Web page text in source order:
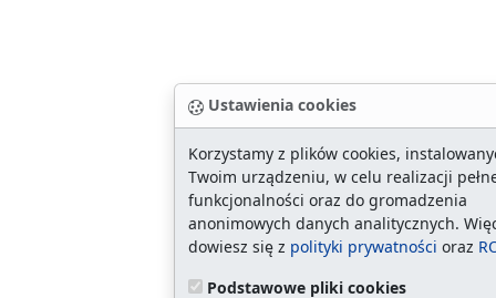
Ustawienia cookies
Korzystamy z plików cookies,
Twoim urządzeniu, w celu realizacji
funkcjonalności oraz do gromadzenia
anonimowych danych analitycznych.
dowiesz się z polityki prywatności oraz
Podstawowe pliki cookies